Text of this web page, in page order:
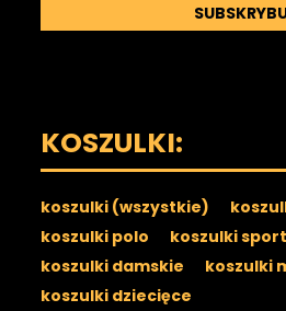
KOSZULKI:
koszulki (wszystkie)
koszulki polo
koszulki
koszulki damskie
koszulki
koszulki dziecięce